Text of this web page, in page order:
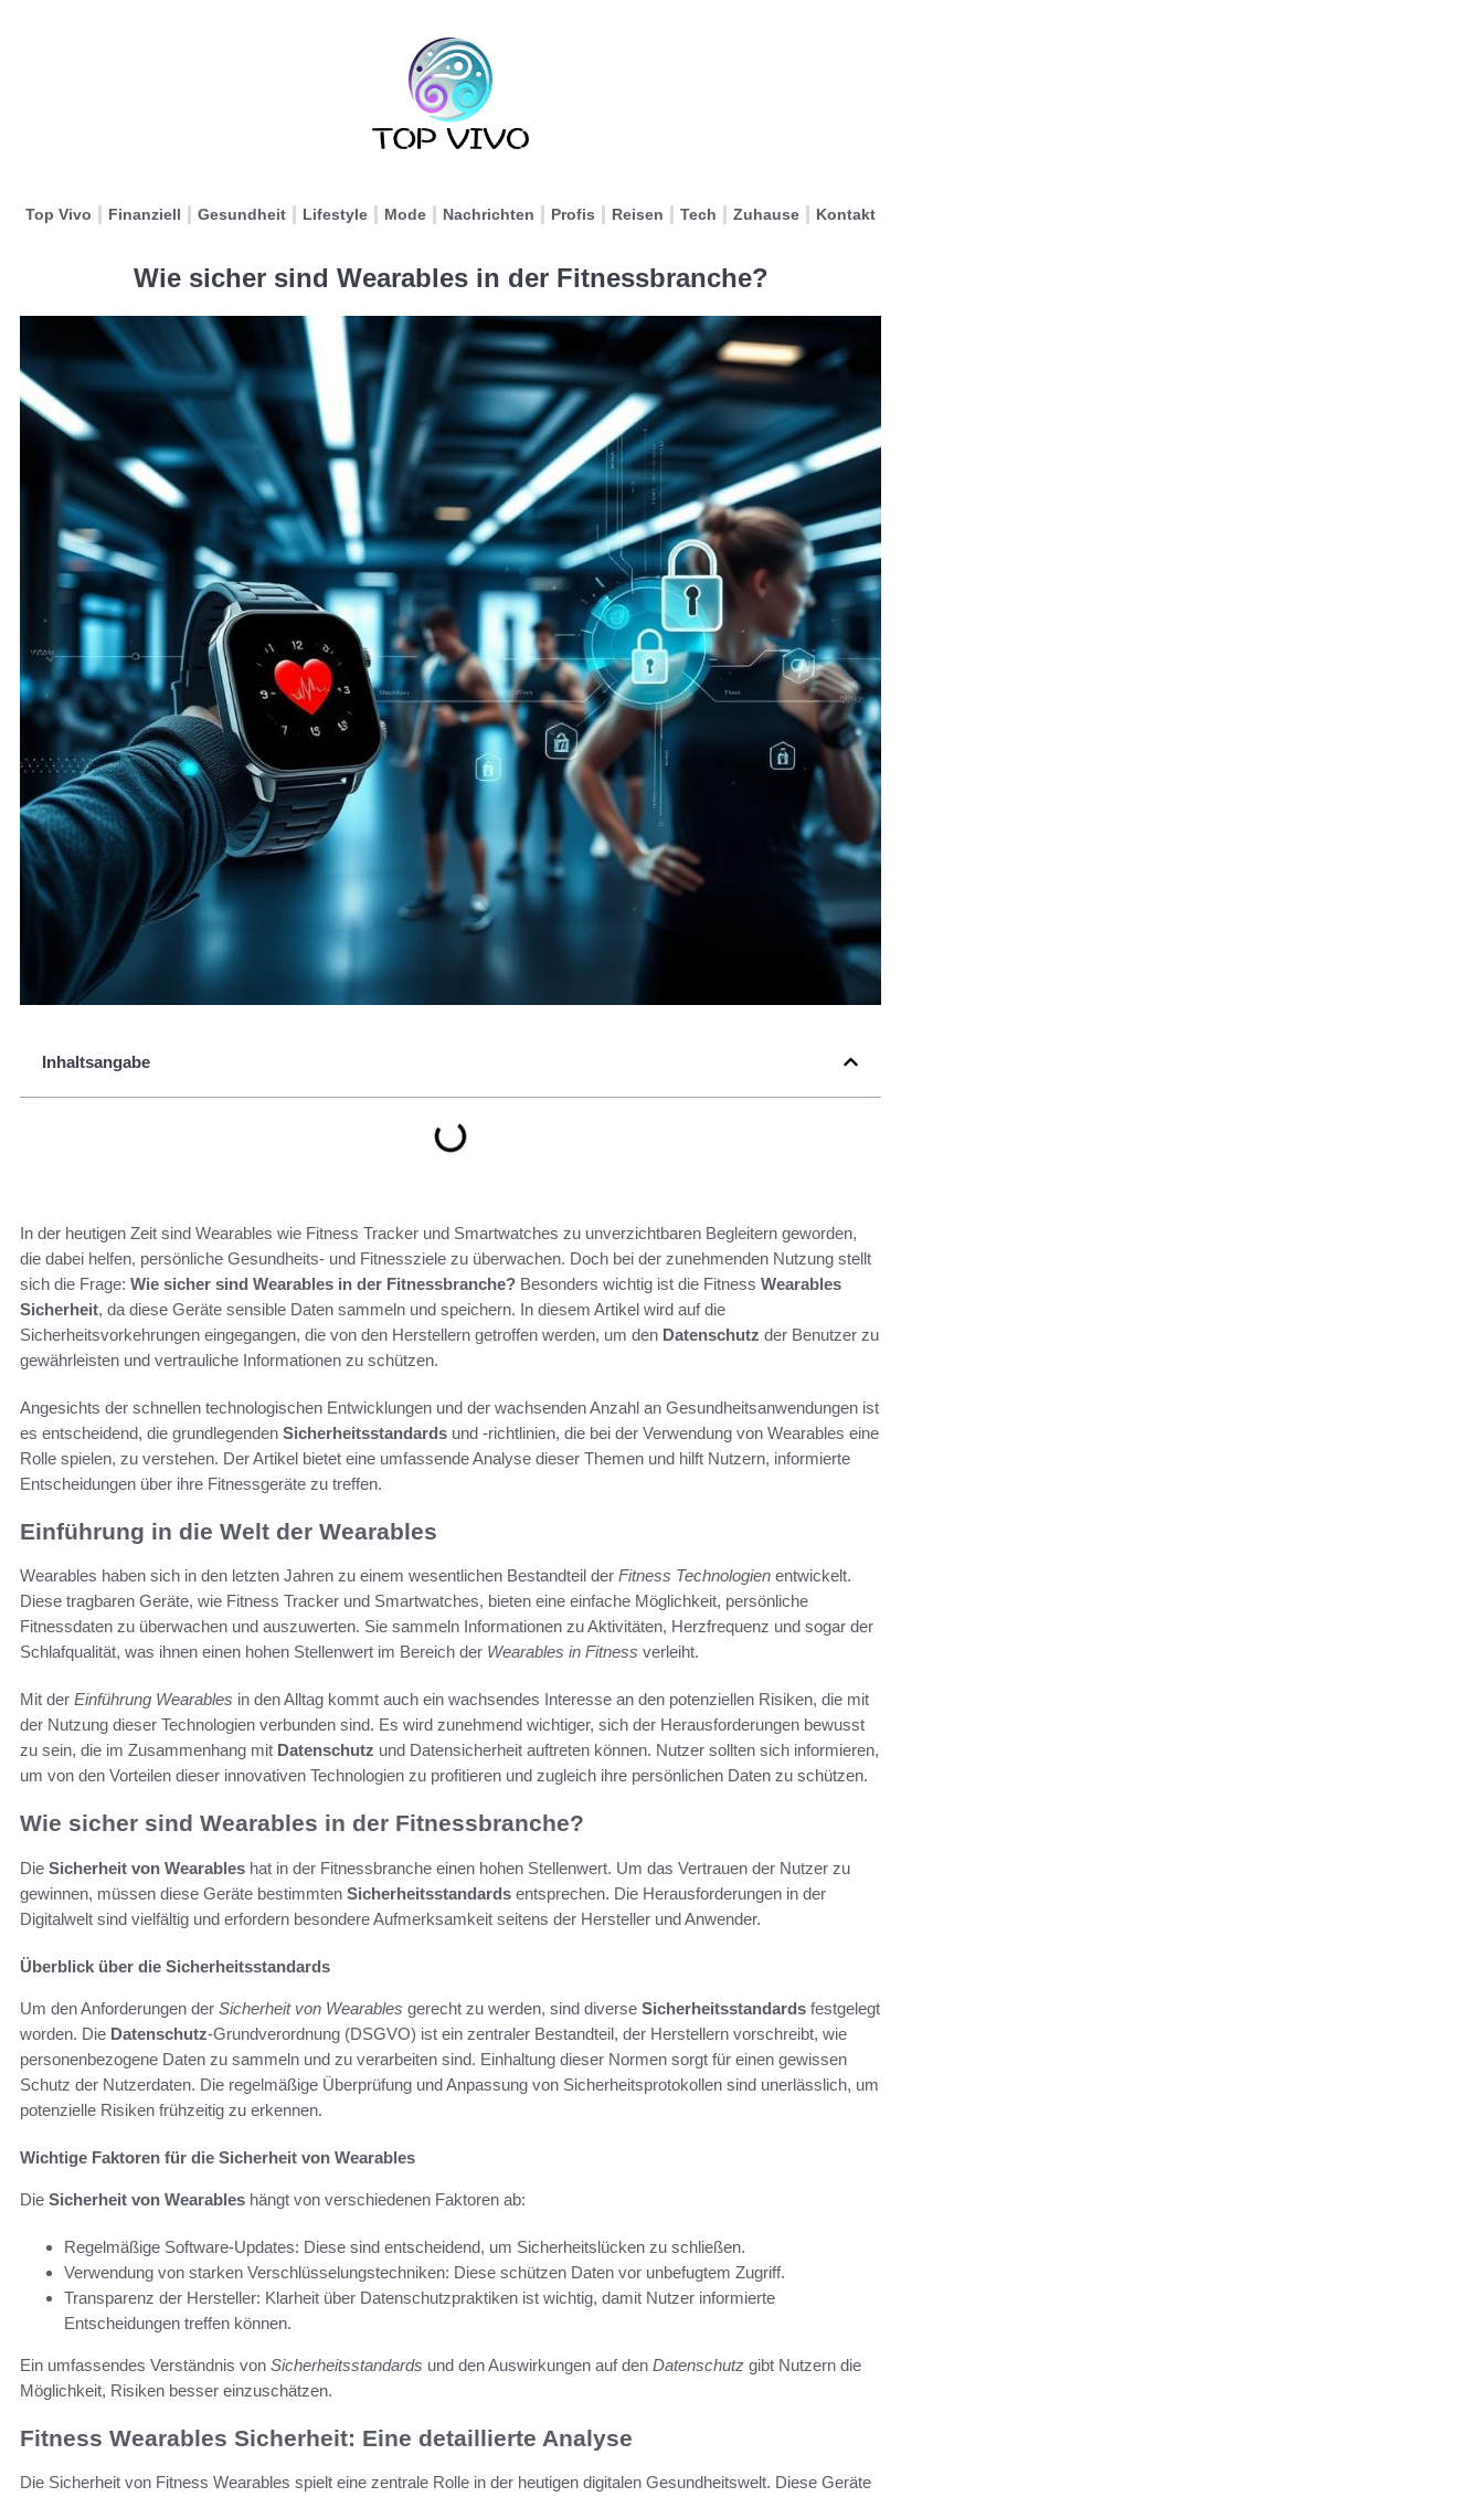
Top Vivo Finanziell Gesundheit Lifestyle Mode Nachrichten Profis Reisen Tech Zuhause Kontakt
Wie sicher sind Wearables in der Fitnessbranche?
Inhaltsangabe
In der heutigen Zeit sind Wearables wie Fitness Tracker und Smartwatches zu unverzichtbaren Begleitern geworden,
die dabei helfen, persönliche Gesundheits- und Fitnessziele zu überwachen. Doch bei der zunehmenden Nutzung stellt
sich die Frage: Wie sicher sind Wearables in der Fitnessbranche? Besonders wichtig ist die Fitness Wearables
Sicherheit, da diese Geräte sensible Daten sammeln und speichern. In diesem Artikel wird auf die
Sicherheitsvorkehrungen eingegangen, die von den Herstellern getroffen werden, um den Datenschutz der Benutzer zu
gewährleisten und vertrauliche Informationen zu schützen.
Angesichts der schnellen technologischen Entwicklungen und der wachsenden Anzahl an Gesundheitsanwendungen ist
es entscheidend, die grundlegenden Sicherheitsstandards und -richtlinien, die bei der Verwendung von Wearables eine
Rolle spielen, zu verstehen. Der Artikel bietet eine umfassende Analyse dieser Themen und hilft Nutzern, informierte
Entscheidungen über ihre Fitnessgeräte zu treffen.
Einführung in die Welt der Wearables
Wearables haben sich in den letzten Jahren zu einem wesentlichen Bestandteil der Fitness Technologien entwickelt.
Diese tragbaren Geräte, wie Fitness Tracker und Smartwatches, bieten eine einfache Möglichkeit, persönliche
Fitnessdaten zu überwachen und auszuwerten. Sie sammeln Informationen zu Aktivitäten, Herzfrequenz und sogar der
Schlafqualität, was ihnen einen hohen Stellenwert im Bereich der Wearables in Fitness verleiht.
Mit der Einführung Wearables in den Alltag kommt auch ein wachsendes Interesse an den potenziellen Risiken, die mit
der Nutzung dieser Technologien verbunden sind. Es wird zunehmend wichtiger, sich der Herausforderungen bewusst
zu sein, die im Zusammenhang mit Datenschutz und Datensicherheit auftreten können. Nutzer sollten sich informieren,
um von den Vorteilen dieser innovativen Technologien zu profitieren und zugleich ihre persönlichen Daten zu schützen.
Wie sicher sind Wearables in der Fitnessbranche?
Die Sicherheit von Wearables hat in der Fitnessbranche einen hohen Stellenwert. Um das Vertrauen der Nutzer zu
gewinnen, müssen diese Geräte bestimmten Sicherheitsstandards entsprechen. Die Herausforderungen in der
Digitalwelt sind vielfältig und erfordern besondere Aufmerksamkeit seitens der Hersteller und Anwender.
Überblick über die Sicherheitsstandards
Um den Anforderungen der Sicherheit von Wearables gerecht zu werden, sind diverse Sicherheitsstandards festgelegt
worden. Die Datenschutz-Grundverordnung (DSGVO) ist ein zentraler Bestandteil, der Herstellern vorschreibt, wie
personenbezogene Daten zu sammeln und zu verarbeiten sind. Einhaltung dieser Normen sorgt für einen gewissen
Schutz der Nutzerdaten. Die regelmäßige Überprüfung und Anpassung von Sicherheitsprotokollen sind unerlässlich, um
potenzielle Risiken frühzeitig zu erkennen.
Wichtige Faktoren für die Sicherheit von Wearables
Die Sicherheit von Wearables hängt von verschiedenen Faktoren ab:
Regelmäßige Software-Updates: Diese sind entscheidend, um Sicherheitslücken zu schließen.
Verwendung von starken Verschlüsselungstechniken: Diese schützen Daten vor unbefugtem Zugriff.
Transparenz der Hersteller: Klarheit über Datenschutzpraktiken ist wichtig, damit Nutzer informierte
Entscheidungen treffen können.
Ein umfassendes Verständnis von Sicherheitsstandards und den Auswirkungen auf den Datenschutz gibt Nutzern die
Möglichkeit, Risiken besser einzuschätzen.
Fitness Wearables Sicherheit: Eine detaillierte Analyse
Die Sicherheit von Fitness Wearables spielt eine zentrale Rolle in der heutigen digitalen Gesundheitswelt. Diese Geräte